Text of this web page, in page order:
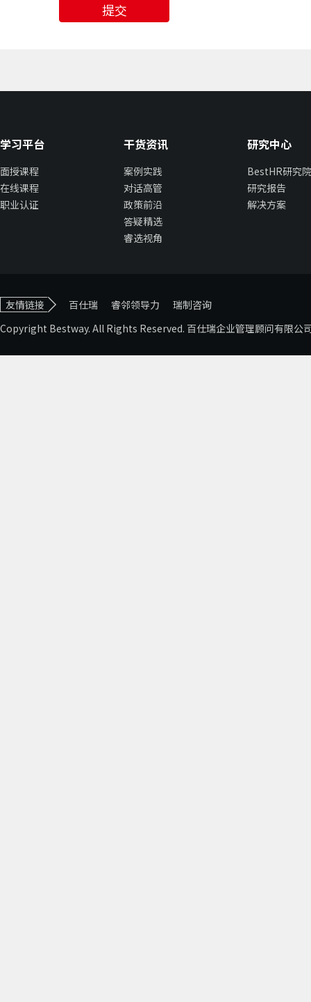
提交
学习平台
面授课程
在线课程
职业认证
干货资讯
案例实践
对话高管
政策前沿
答疑精选
睿选视角
研究中心
BestHR研究院
研究报告
解决方案
友情链接 百仕瑞 睿邻领导力
瑞制咨询
Copyright Bestway. All Rights Reserved. 百仕瑞企业管理顾问有限公